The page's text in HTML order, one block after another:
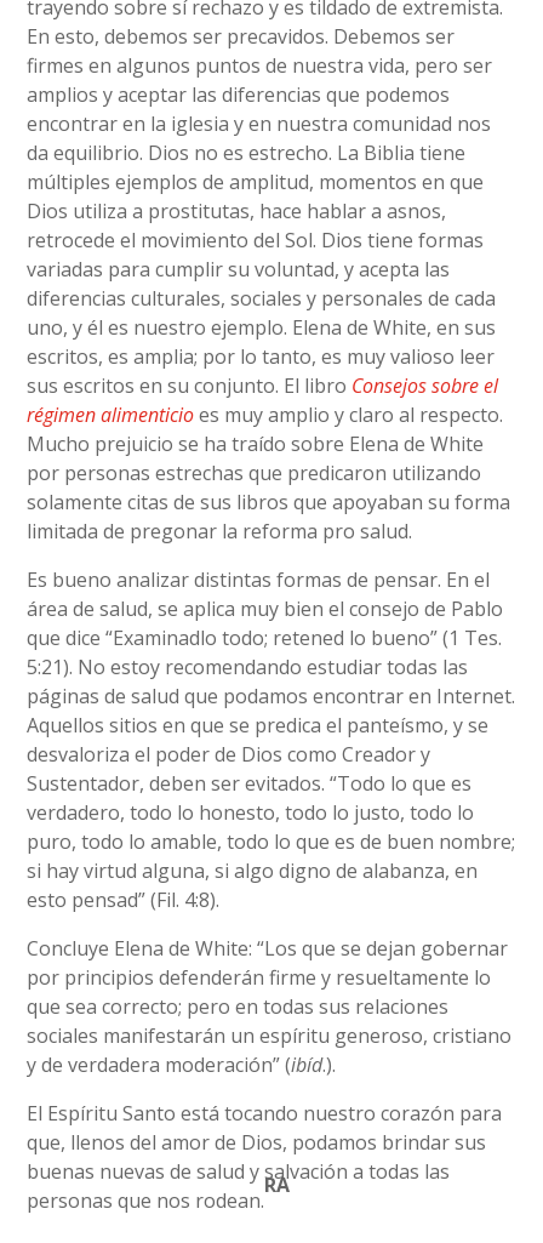
trayendo sobre sí rechazo y es tildado de extremista.
En esto, debemos ser precavidos. Debemos ser
firmes en algunos puntos de nuestra vida, pero ser
amplios y aceptar las diferencias que podemos
encontrar en la iglesia y en nuestra comunidad nos
da equilibrio. Dios no es estrecho. La Biblia tiene
múltiples ejemplos de amplitud, momentos en que
Dios utiliza a prostitutas, hace hablar a asnos,
retrocede el movimiento del Sol. Dios tiene formas
variadas para cumplir su voluntad, y acepta las
diferencias culturales, sociales y personales de cada
uno, y él es nuestro ejemplo. Elena de White, en sus
escritos, es amplia; por lo tanto, es muy valioso leer
sus escritos en su conjunto. El libro Consejos sobre el
régimen alimenticioes muy amplio y claro al respecto.
Mucho prejuicio se ha traído sobre Elena de White
por personas estrechas que predicaron utilizando
solamente citas de sus libros que apoyaban su forma
limitada de pregonar la reforma pro salud.
Es bueno analizar distintas formas de pensar. En el
área de salud, se aplica muy bien el consejo de Pablo
que dice “Examinadlo todo; retened lo bueno” (1 Tes.
5:21). No estoy recomendando estudiar todas las
páginas de salud que podamos encontrar en Internet.
Aquellos sitios en que se predica el panteísmo, y se
desvaloriza el poder de Dios como Creador y
Sustentador, deben ser evitados. “Todo lo que es
verdadero, todo lo honesto, todo lo justo, todo lo
puro, todo lo amable, todo lo que es de buen nombre;
si hay virtud alguna, si algo digno de alabanza, en
esto pensad” (Fil. 4:8).
Concluye Elena de White: “Los que se dejan gobernar
por principios defenderán firme y resueltamente lo
que sea correcto; pero en todas sus relaciones
sociales manifestarán un espíritu generoso, cristiano
y de verdadera moderación” (ibíd.).
El Espíritu Santo está tocando nuestro corazón para
que, llenos del amor de Dios, podamos brindar sus
buenas nuevas de salud y salvación a todas las
personas que nos rodean.
RA